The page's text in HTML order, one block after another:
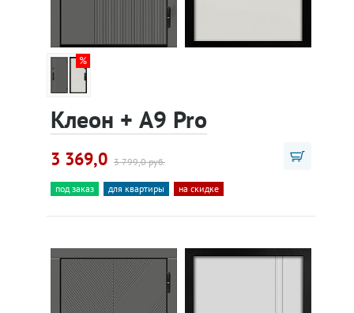
Клеон + A9 Pro
3 369,0 3 799,0 руб.
под заказ для квартиры на скидке